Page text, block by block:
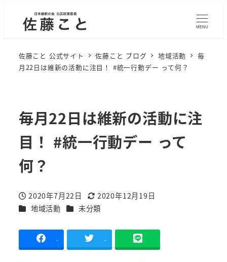
MENU
佐藤こと 公式サイト 佐藤こと ブログ 地域活動
毎
月22日は維新の活動に注目！ #統一行動デー って何？
毎月22日は維新の活動に注
目！ #統一行動デー って
何？
投稿日
2020年7月22日
更新日
2020年12月19日
カテゴリー
地域活動 カテゴリー
未分類
- -